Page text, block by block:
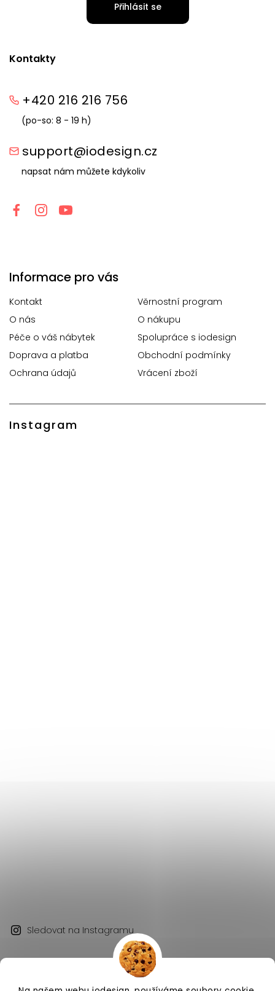
Kontakty
+420 216 216 756
(po-so: 8 - 19 h)
support@iodesign.cz
napsat nám můžete kdykoliv
Informace pro vás
Kontakt
Věrnostní program
O nás
O nákupu
Péče o váš nábytek
Spolupráce s iodesign
Doprava a platba
Obchodní podmínky
Ochrana údajů
Vrácení zboží
Instagram
Sledovat na Instagramu
Přihlásit se